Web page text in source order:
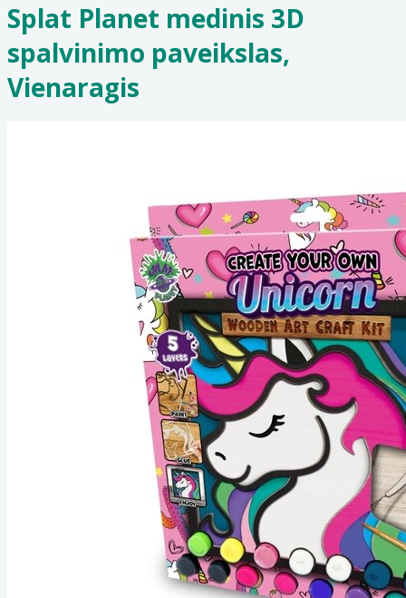
Splat Planet medinis 3D
spalvinimo paveikslas,
Vienaragis